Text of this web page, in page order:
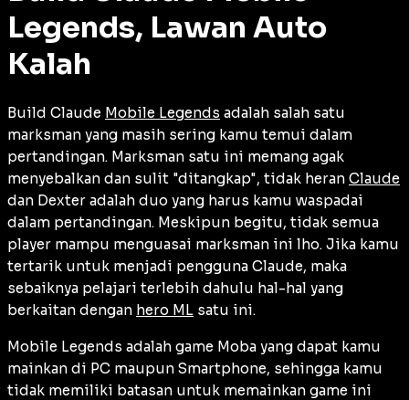
Legends, Lawan Auto
Kalah
Build Claude Mobile Legends adalah salah satu
marksman yang masih sering kamu temui dalam
pertandingan. Marksman satu ini memang agak
menyebalkan dan sulit "ditangkap", tidak heran Claude
dan Dexter adalah duo yang harus kamu waspadai
dalam pertandingan. Meskipun begitu, tidak semua
player mampu menguasai marksman ini lho. Jika kamu
tertarik untuk menjadi pengguna Claude, maka
sebaiknya pelajari terlebih dahulu hal-hal yang
berkaitan dengan hero ML satu ini.
Mobile Legends adalah game Moba yang dapat kamu
mainkan di PC maupun Smartphone, sehingga kamu
tidak memiliki batasan untuk memainkan game ini